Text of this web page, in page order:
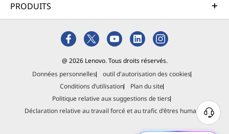
PRODUITS
@ 2026 Lenovo. Tous droits réservés.
Données personnelles
outil d'autorisation des cookies
Conditions d’utilisation
Plan du site
Politique relative aux suggestions de tiers
Déclaration relative au travail forcé et au trafic d'êtres humains